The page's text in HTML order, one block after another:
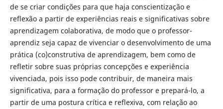
de se criar condições para que haja conscientização e
reflexão a partir de experiências reais e significativas sobre
aprendizagem colaborativa, de modo que o professor-
aprendiz seja capaz de vivenciar o desenvolvimento de uma
prática (co)construtiva de aprendizagem, bem como de
refletir sobre suas próprias concepções e experiência
vivenciada, pois isso pode contribuir, de maneira mais
significativa, para a formação do professor e prepará-lo, a
partir de uma postura crítica e reflexiva, com relação ao